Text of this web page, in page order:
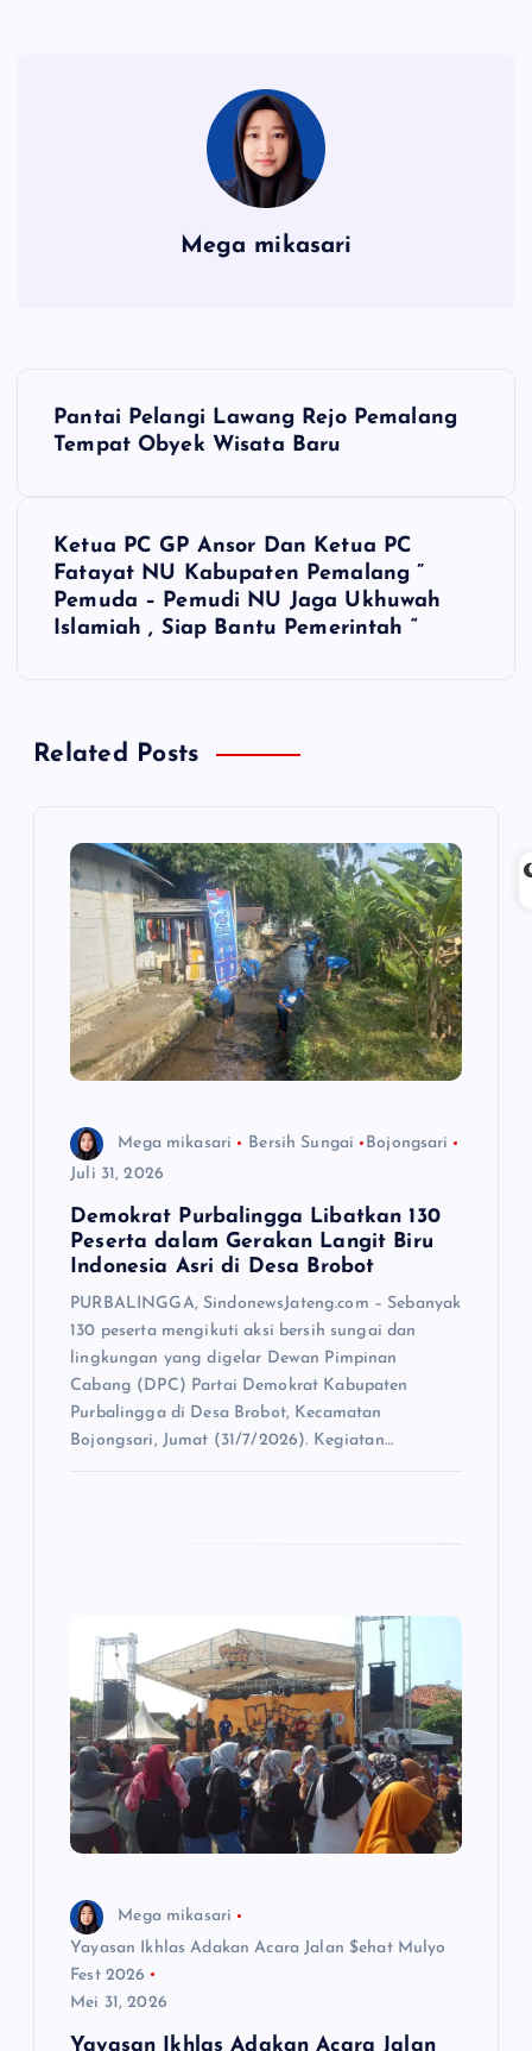
Mega mikasari
N
s
Pantai Pelangi Lawang Rejo Pemalang
Tempat Obyek Wisata Baru
Ketua PC GP Ansor Dan Ketua PC
Fatayat NU Kabupaten Pemalang ”
Pemuda – Pemudi NU Jaga Ukhuwah
Islamiah , Siap Bantu Pemerintah “
Related Posts
Mega mikasari Bersih Sungai
Bojongsari
Juli 31, 2026
Demokrat Purbalingga Libatkan 130
Peserta dalam Gerakan Langit Biru
Indonesia Asri di Desa Brobot
PURBALINGGA, SindonewsJateng.com – Sebanyak
130 peserta mengikuti aksi bersih sungai dan
lingkungan yang digelar Dewan Pimpinan
Cabang (DPC) Partai Demokrat Kabupaten
Purbalingga di Desa Brobot, Kecamatan
Bojongsari, Jumat (31/7/2026). Kegiatan…
Mega mikasari
Yayasan Ikhlas Adakan Acara Jalan $ehat Mulyo
Fest 2026
Mei 31, 2026
Yayasan Ikhlas Adakan Acara Jalan